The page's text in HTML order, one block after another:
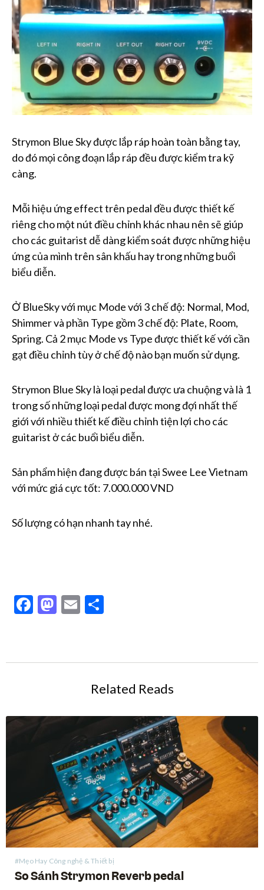
Strymon Blue Sky được lắp ráp hoàn toàn bằng tay,
do đó mọi công đoạn lắp ráp đều được kiểm tra kỹ
càng.
Mỗi hiệu ứng effect trên pedal đều được thiết kế
riêng cho một nút điều chỉnh khác nhau nên sẽ giúp
cho các guitarist dễ dàng kiểm soát được những hiệu
ứng của mình trên sân khấu hay trong những buổi
biểu diễn.
Ở BlueSky với mục Mode với 3 chế độ: Normal, Mod,
Shimmer và phần Type gồm 3 chế độ: Plate, Room,
Spring. Cả 2 mục Mode vs Type được thiết kế với cần
gạt điều chỉnh tùy ở chế độ nào bạn muốn sử dụng.
Strymon Blue Sky là loại pedal được ưa chuộng và là 1
trong số những loại pedal được mong đợi nhất thế
giới với nhiều thiết kế điều chỉnh tiện lợi cho các
guitarist ở các buổi biểu diễn.
Sản phẩm hiện đang được bán tại Swee Lee Vietnam
với mức giá cực tốt: 7.000.000 VND
Số lượng có hạn nhanh tay nhé.
Facebook
Mastodon
Email
Related Reads
#Mẹo Hay Công nghệ & Thiết bị
So Sánh Strymon Reverb pedal